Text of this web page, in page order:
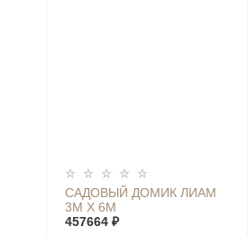
САДОВЫЙ ДОМИК ЛИАМ
3М Х 6М
457664 ₽